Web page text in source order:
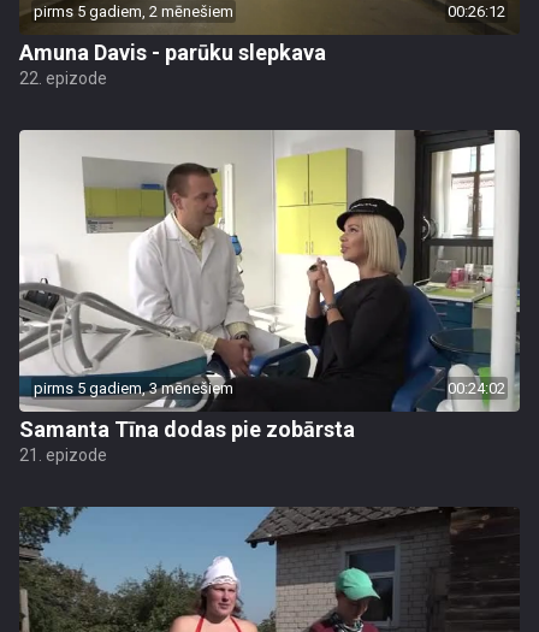
pirms 5 gadiem, 2 mēnešiem 00:26:12
Amuna Davis - parūku slepkava
22. epizode
pirms 5 gadiem, 3 mēnešiem 00:24:02
Samanta Tīna dodas pie zobārsta
21. epizode